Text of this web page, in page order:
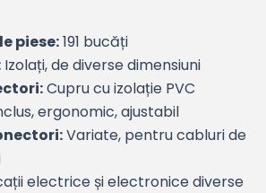
piese:191 bucăți
Izolați, de diverse dimensiuni
Cupru cu izolație PVC
ergonomic, ajustabil
Variate, pentru cabluri de
electrice și electronice diverse